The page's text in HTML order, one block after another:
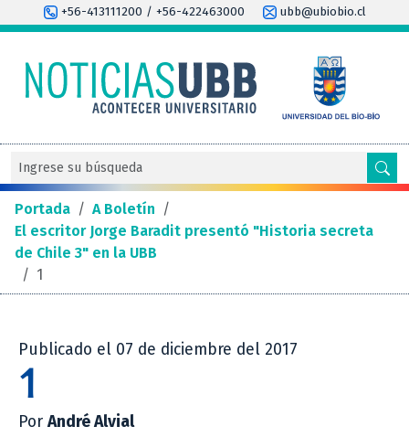
+56-413111200 / +56-422463000 ubb@ubiobio.cl
Portada / A Boletín /
El escritor Jorge Baradit presentó "Historia secreta
de Chile 3" en la UBB
/ 1
Publicado el 07 de diciembre del 2017
1
Por André Alvial